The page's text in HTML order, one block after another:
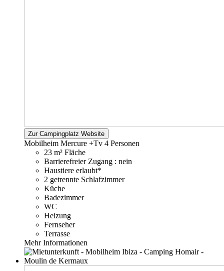
Zur Campingplatz Website
Mobilheim Mercure +Tv 4 Personen
23 m² Fläche
Barrierefreier Zugang : nein
Haustiere erlaubt*
2 getrennte Schlafzimmer
Küche
Badezimmer
WC
Heizung
Fernseher
Terrasse
Mehr Informationen